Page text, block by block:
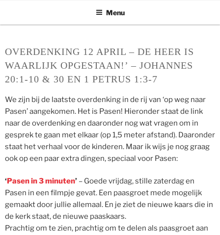
ASSEN ZOEKT Menu
OVERDENKING 12 APRIL – DE HEER IS
WAARLIJK OPGESTAAN!’ – JOHANNES
20:1-10 & 30 EN 1 PETRUS 1:3-7
We zijn bij de laatste overdenking in de rij van ‘op weg naar
Pasen’ aangekomen. Het is Pasen! Hieronder staat de link
naar de overdenking en daaronder nog wat vragen om in
gesprek te gaan met elkaar (op 1,5 meter afstand). Daaronder
staat het verhaal voor de kinderen. Maar ik wijs je nog graag
ook op een paar extra dingen, speciaal voor Pasen:
‘Pasen in 3 minuten’ – Goede vrijdag, stille zaterdag en
Pasen in een filmpje gevat. Een paasgroet mede mogelijk
gemaakt door jullie allemaal. En je ziet de nieuwe kaars die in
de kerk staat, de nieuwe paaskaars.
Prachtig om te zien, prachtig om te delen als paasgroet aan